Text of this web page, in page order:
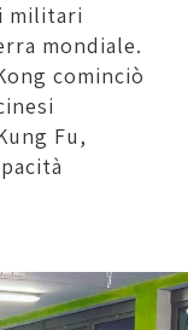
militari
mondiale.
cominciò
Fu,